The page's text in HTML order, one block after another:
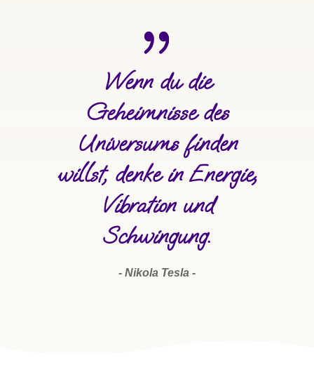
Wenn du die
Geheimnisse des
Universums finden
willst, denke in Energie,
Vibration und
Schwingung.
- Nikola Tesla -